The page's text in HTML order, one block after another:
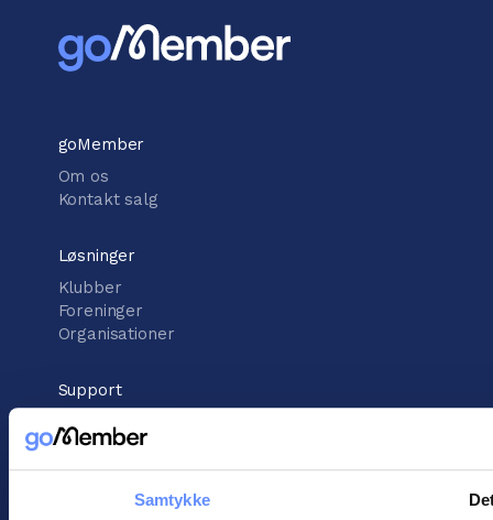
Samtykke
goMember
Om os
Kontakt salg
Løsninger
Klubber
Foreninger
Organisationer
Support
Vidensbank
Support center
Kontakt support